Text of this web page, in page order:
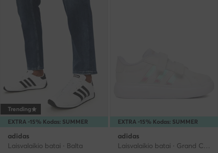
EXTRA -15% Kodas: SUMMER
Trending
adidas
Laisvalaikio batai · Balta
EXTRA -15% Kodas: SUMMER
adidas
Laisvalaikio batai · Grand Court · Balta